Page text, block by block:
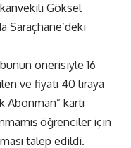
Göksel
Saraçhane’deki
önerisiyle 16
ve fiyatı 40 liraya
Abonman” kartı
öğrenciler için
talep edildi.